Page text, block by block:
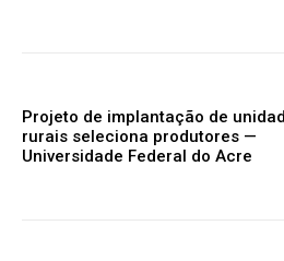
Projeto de implantação de
rurais seleciona produtores —
Universidade Federal do Acre